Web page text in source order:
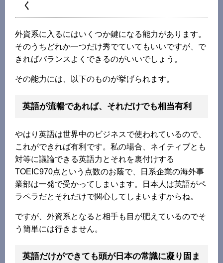
く
外資系に入るにはいくつか鍵になる能力があります。
そのうちどれか一つだけ秀でていてもいいですが、で
きればバランスよくできるのがいいでしょう。
その能力には、以下のものが挙げられます。
英語が流暢であれば、それだけでも相当有利
やはり英語は世界中のビジネスで使われているので、
これができれば有利です。私の場合、ネイティブとも
対等に議論できる英語力とそれを裏付けする
TOEIC970点という点数のお蔭で、日系企業の海外事
業部は一発で受かってしまいます。日本人は英語がペ
ラペラだとそれだけで関心してしまいますからね。
ですが、外資系となると相手も目が肥えているのでそ
う簡単には行きません。
英語だけができても頭が日本の常識に凝り固ま